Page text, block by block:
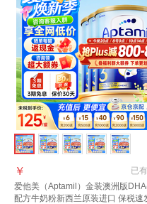
已有
￥
爱他美（Aptamil）金装澳洲版
配方牛奶粉新西兰原装进口 保税速